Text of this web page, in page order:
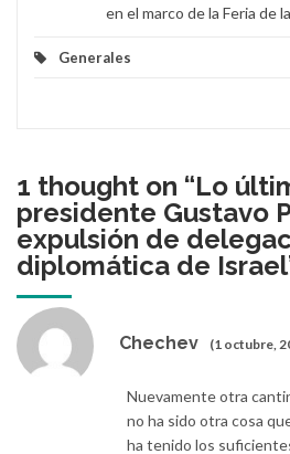
en el marco de la Feria de
Generales
1 thought on “Lo
presidente Gustavo
expulsión de
diplomática de Israel
Chechev (1 octubre,
Nuevamente otra
no ha sido otra cosa
ha tenido los